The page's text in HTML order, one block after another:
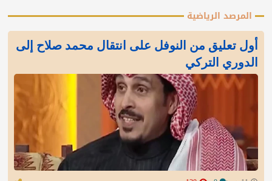
المرصد الرياضية
أول تعليق من النوفل على انتقال محمد صلاح إلى
الدوري التركي